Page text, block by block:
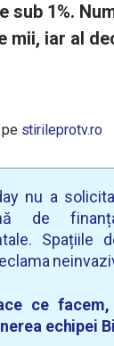
sub 1%.
mii, iar al
stirileprotv.ro
nu a
de
Spațiile
ce
echipei